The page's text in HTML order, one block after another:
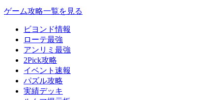
ゲーム攻略一覧を見る
ビヨンド情報
ローテ最強
アンリミ最強
2Pick攻略
イベント速報
パズル攻略
実績デッキ